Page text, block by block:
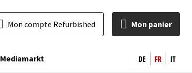
Mon compte Refurbished Mon panier
Mediamarkt DE FR IT